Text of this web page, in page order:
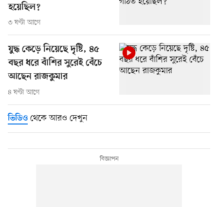
হয়েছিল?
৩ ঘণ্টা আগে
যুদ্ধ কেড়ে নিয়েছে দৃষ্টি, ৪৫
বছর ধরে বাঁশির সুরেই বেঁচে
আছেন রাজকুমার
৪ ঘণ্টা আগে
ভিডিও থেকে আরও দেখুন